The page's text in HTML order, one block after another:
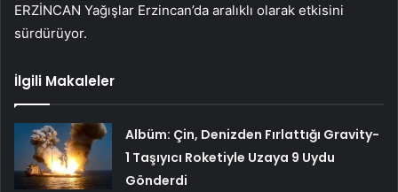
ERZİNCAN Yağışlar Erzincan’da aralıklı olarak etkisini
sürdürüyor.
İlgili Makaleler
Albüm: Çin, Denizden Fırlattığı Gravity-
1 Taşıyıcı Roketiyle Uzaya 9 Uydu
Gönderdi